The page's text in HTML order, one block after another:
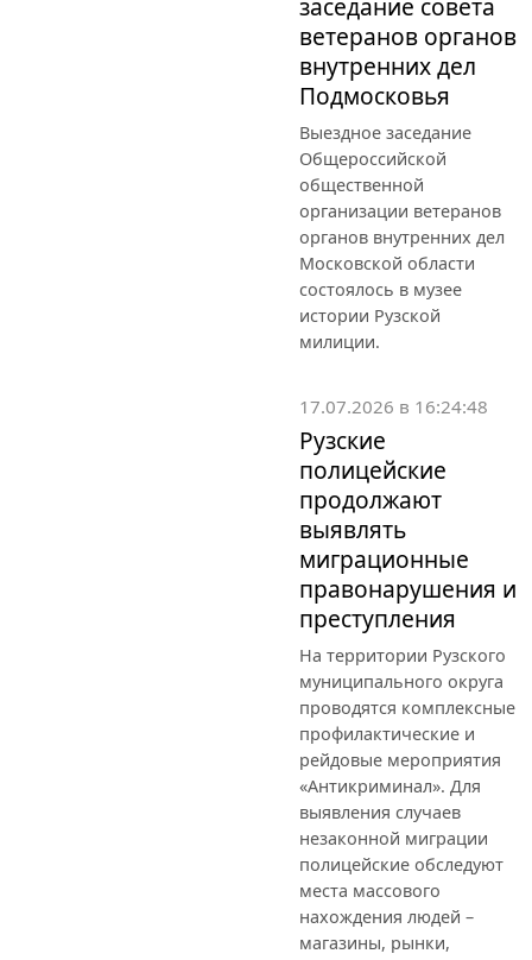
ветеранов органов
внутренних дел
Подмосковья
Выездное заседание
Общероссийской
общественной
организации ветеранов
органов внутренних дел
Московской области
состоялось в музее
истории Рузской
милиции.
17.07.2026 в 16:24:48
Рузские
полицейские
продолжают
выявлять
миграционные
правонарушения и
преступления
На территории Рузского
муниципального округа
проводятся комплексные
профилактические и
рейдовые мероприятия
«Антикриминал». Для
выявления случаев
незаконной миграции
полицейские обследуют
места массового
нахождения людей –
магазины, рынки,